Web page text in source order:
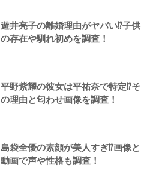
遊井亮子の離婚理由がヤバい⁉︎子供
の存在や馴れ初めを調査！
平野紫耀の彼女は平祐奈で特定⁉︎そ
の理由と匂わせ画像を調査！
島袋全優の素顔が美人すぎ⁉︎画像と
動画で声や性格も調査！